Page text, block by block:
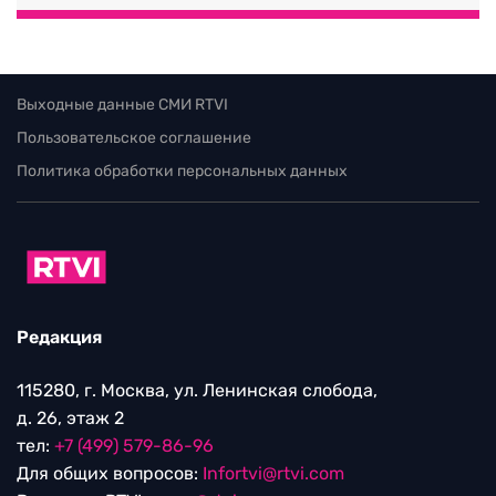
Выходные данные СМИ RTVI
Пользовательское соглашение
Политика обработки персональных данных
Редакция
115280, г. Москва, ул. Ленинская слобода,
д. 26, этаж 2
тел: +7 (499) 579-86-96
Для общих вопросов: Infortvi@rtvi.com